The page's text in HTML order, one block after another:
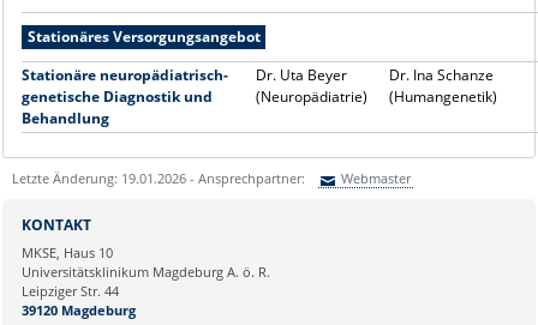
Stationäres Versorgungsangebot
Stationäre neuropädiatrisch-
genetische Diagnostik und
Behandlung
Dr. Uta Beyer
(Neuropädiatrie)
Dr. Ina Schanze
(Humangenetik)
Letzte Änderung: 19.01.2026 - Ansprechpartner: Webmaster
Ihre E-Mailadresse:
Ihr Anliegen:
KONTAKT
MKSE, Haus 10
Universitätsklinikum Magdeburg A. ö. R.
Leipziger Str. 44
39120 Magdeburg